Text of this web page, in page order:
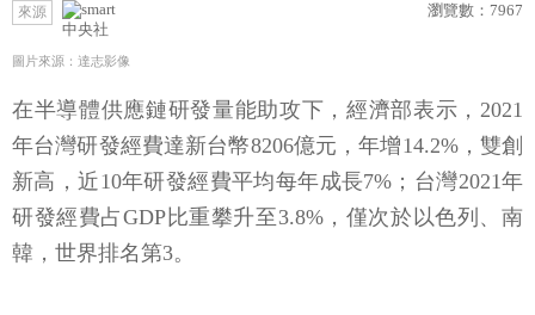
來源
中央社
瀏覽數： 7967
圖片來源：達志影像
在半導體供應鏈研發量能助攻下，經濟部表示，2021
年台灣研發經費達新台幣8206億元，年增14.2%，雙創
新高，近10年研發經費平均每年成長7%；台灣2021年
研發經費占GDP比重攀升至3.8%，僅次於以色列、南
韓，世界排名第3。